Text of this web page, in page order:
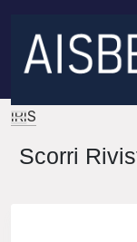
IRIS
Scorri